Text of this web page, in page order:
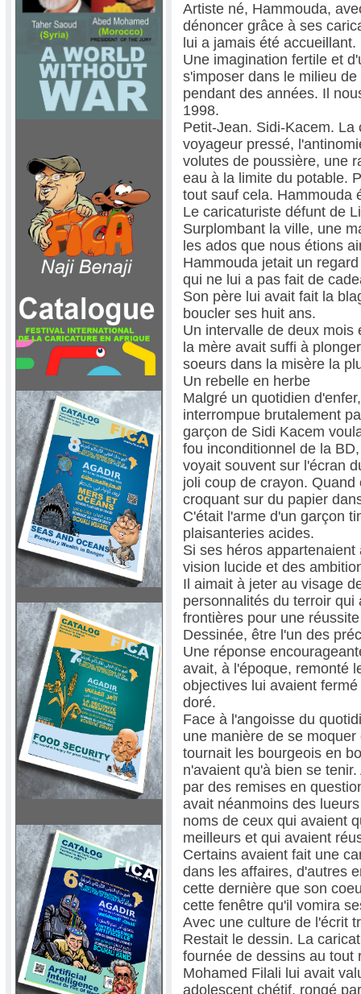
Artiste né, Hammouda,
dénoncer grâce à ses
lui a jamais été
Une imagination fertile et
s'imposer dans le milieu
pendant des années. Il
1998.
Petit-Jean. Sidi-Kacem.
voyageur pressé,
volutes de poussière, une
eau à la limite du potable.
tout sauf cela. Hammouda
Le caricaturiste défunt de
Surplombant la ville, une
les ados que nous étions
Hammouda jetait un
qui ne lui a pas fait de
Son père lui avait fait la
boucler ses huit ans.
Un intervalle de deux
la mère avait suffi à
soeurs dans la misère la
Un rebelle en herbe
Malgré un quotidien
interrompue brutalement
garçon de Sidi Kacem
fou inconditionnel de la
voyait souvent sur l'écran
joli coup de crayon.
croquant sur du papier
C'était l'arme d'un garçon
plaisanteries acides.
Si ses héros
vision lucide et des
Il aimait à jeter au visage
personnalités du terroir
frontières pour une
Dessinée, être l'un des
Une réponse
avait, à l'époque, remonté
objectives lui avaient
doré.
Face à l'angoisse du
une manière de se
tournait les bourgeois en
n'avaient qu'à bien se
par des remises en
avait néanmoins des
noms de ceux qui avaient
meilleurs et qui avaient
Certains avaient fait une
dans les affaires, d'autres
cette dernière que son
cette fenêtre qu'il vomira
Avec une culture de l'écrit
Restait le dessin. La
fournée de dessins au tout
Mohamed Filali lui avait
adolescent chétif, rongé